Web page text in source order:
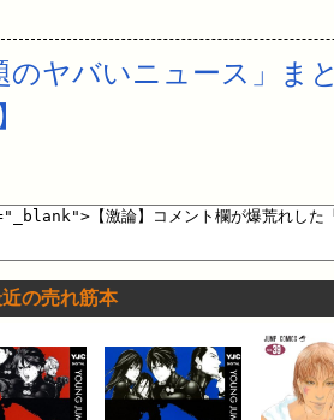
のヤバいニュース」ま
の売れ筋本